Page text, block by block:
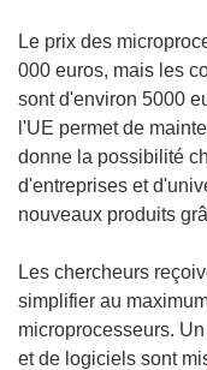
Le prix des
000 euros, mais les
sont d'environ 5000
l'UE permet de
donne la possibilité
d'entreprises et
nouveaux produits
Les chercheurs
simplifier au
microprocesseurs.
et de logiciels sont